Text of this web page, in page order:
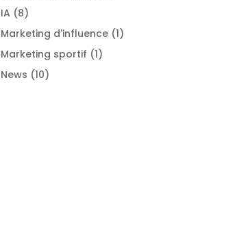
IA (8)
Marketing d'influence(1)
Marketing sportif (1)
News (10)